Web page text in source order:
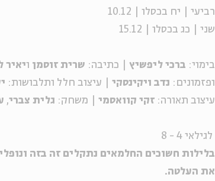
רביעי | יח בכסלו | 10.12
שני | כג בכסלו | 15.12
בימוי: ברכי ליפשיץ | כתיבה: שרית זוסמן ויאיר
ופזמונים: נדב ויקינסקי | עיצוב חלל ותלבושות:
עיצוב תאורה: זקי קוואסמי | משחק: גלית צברי,
לגילאי 4 - 8
בלילות חשוכים החלמאים נתקלים זה בזה
את העלטה.